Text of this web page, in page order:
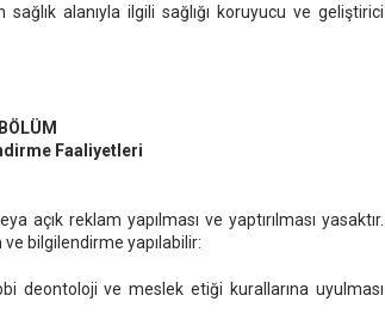
alanıyla ilgili sağlığı koruyucu ve geliştirici
Faaliyetleri
açık reklam yapılması ve yaptırılması yasaktır.
ve bilgilendirme yapılabilir:
deontoloji ve meslek etiği kurallarına uyulması